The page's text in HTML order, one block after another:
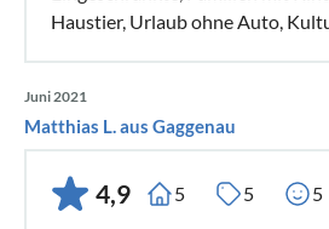
Haustier, Urlaub ohne Auto,
Juni 2021
Matthias L. aus Gaggenau
4,9 5 5 5